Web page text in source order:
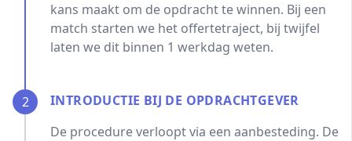
kans maakt om de opdracht te winnen. Bij een
match starten we het offertetraject, bij twijfel
laten we dit binnen 1 werkdag weten.
2
INTRODUCTIE BIJ DE OPDRACHTGEVER
De procedure verloopt via een aanbesteding. De